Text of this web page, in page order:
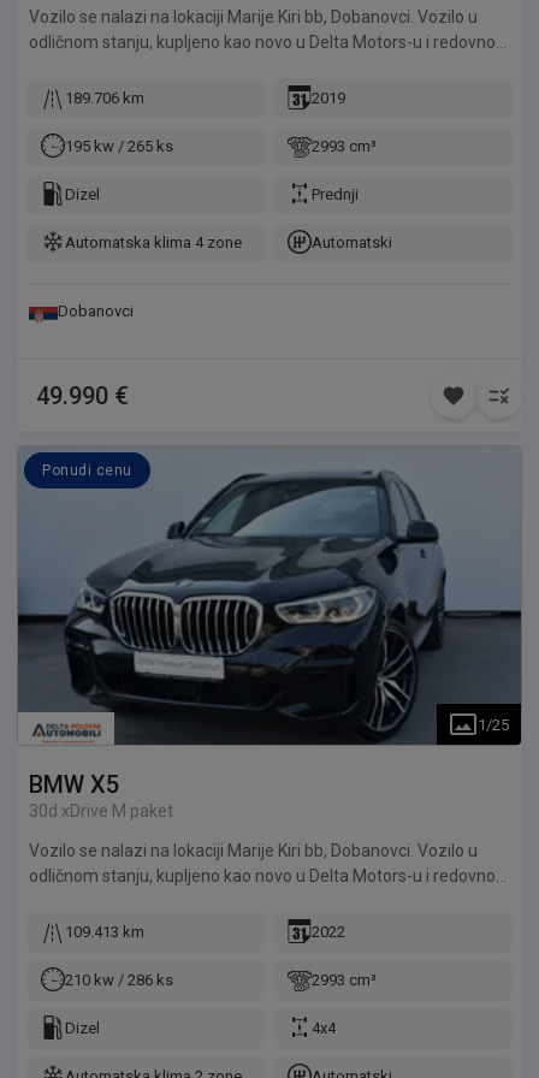
Vozilo se nalazi na lokaciji Marije Kiri bb, Dobanovci. Vozilo u
odličnom stanju, kupljeno kao novo u Delta Motors-u i redovno
189.706 km 2019
195 kw / 265 ks 2993 cm³
Dizel Prednji
Automatska klima 4 zone Automatski
Dobanovci
49.990 €
Ponudi cenu
1 /25
BMW X5
30d xDrive M paket
Vozilo se nalazi na lokaciji Marije Kiri bb, Dobanovci. Vozilo u
odličnom stanju, kupljeno kao novo u Delta Motors-u i redovno
109.413 km 2022
210 kw / 286 ks 2993 cm³
Dizel 4x4